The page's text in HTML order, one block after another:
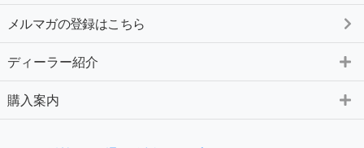
メルマガの登録はこちら
ディーラー紹介
購入案内